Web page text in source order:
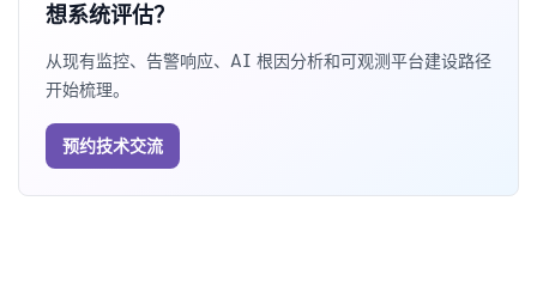
想系统评估？
从现有监控、告警响应、AI 根因分析和可观测平台建设路径
开始梳理。
预约技术交流